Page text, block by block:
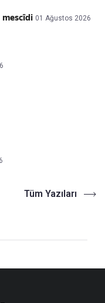
01 Ağustos 2026
Tüm Yazıları